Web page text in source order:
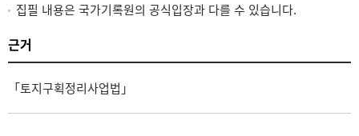
집필 내용은 국가기록원의 공식입장과 다를 수 있습니다.
근거
「토지구획정리사업법」